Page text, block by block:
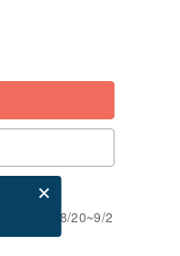
單預估 8/20~9/2